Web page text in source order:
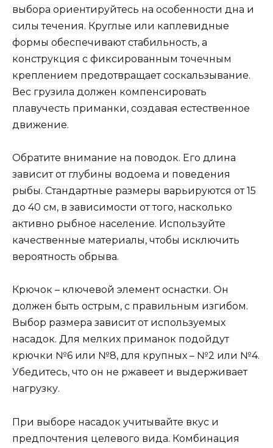
выбора ориентируйтесь на особенности дна и
силы течения. Круглые или каплевидные
формы обеспечивают стабильность, а
конструкция с фиксированным точечным
креплением предотвращает соскальзывание.
Вес грузила должен компенсировать
плавучесть приманки, создавая естественное
движение.
Обратите внимание на поводок. Его длина
зависит от глубины водоема и поведения
рыбы. Стандартные размеры варьируются от 15
до 40 см, в зависимости от того, насколько
активно рыбное население. Используйте
качественные материалы, чтобы исключить
вероятность обрыва.
Крючок – ключевой элемент оснастки. Он
должен быть острым, с правильным изгибом.
Выбор размера зависит от используемых
насадок. Для мелких приманок подойдут
крючки №6 или №8, для крупных – №2 или №4.
Убедитесь, что он не ржавеет и выдерживает
нагрузку.
При выборе насадок учитывайте вкус и
предпочтения целевого вида. Комбинация